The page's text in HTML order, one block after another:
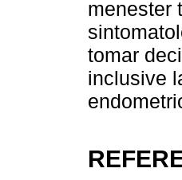
menester
tomar
inclusive